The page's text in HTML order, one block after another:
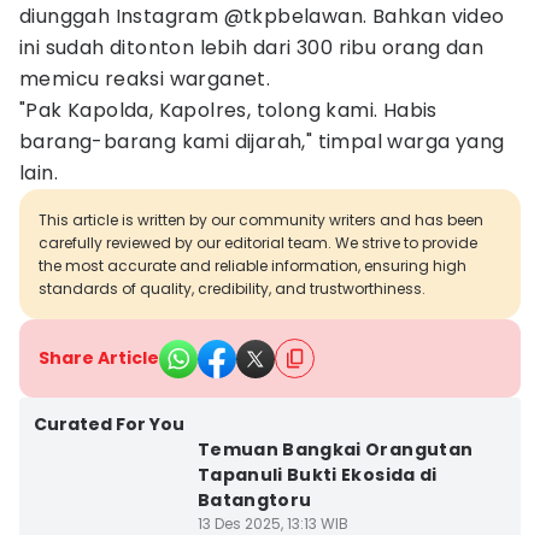
diunggah Instagram @tkpbelawan. Bahkan video
ini sudah ditonton lebih dari 300 ribu orang dan
memicu reaksi warganet.
"Pak Kapolda, Kapolres, tolong kami. Habis
barang-barang kami dijarah," timpal warga yang
lain.
This article is written by our community writers and has been
carefully reviewed by our editorial team. We strive to provide
the most accurate and reliable information, ensuring high
standards of quality, credibility, and trustworthiness.
Share Article
Curated For You
Temuan Bangkai Orangutan
Tapanuli Bukti Ekosida di
Batangtoru
13 Des 2025, 13:13 WIB